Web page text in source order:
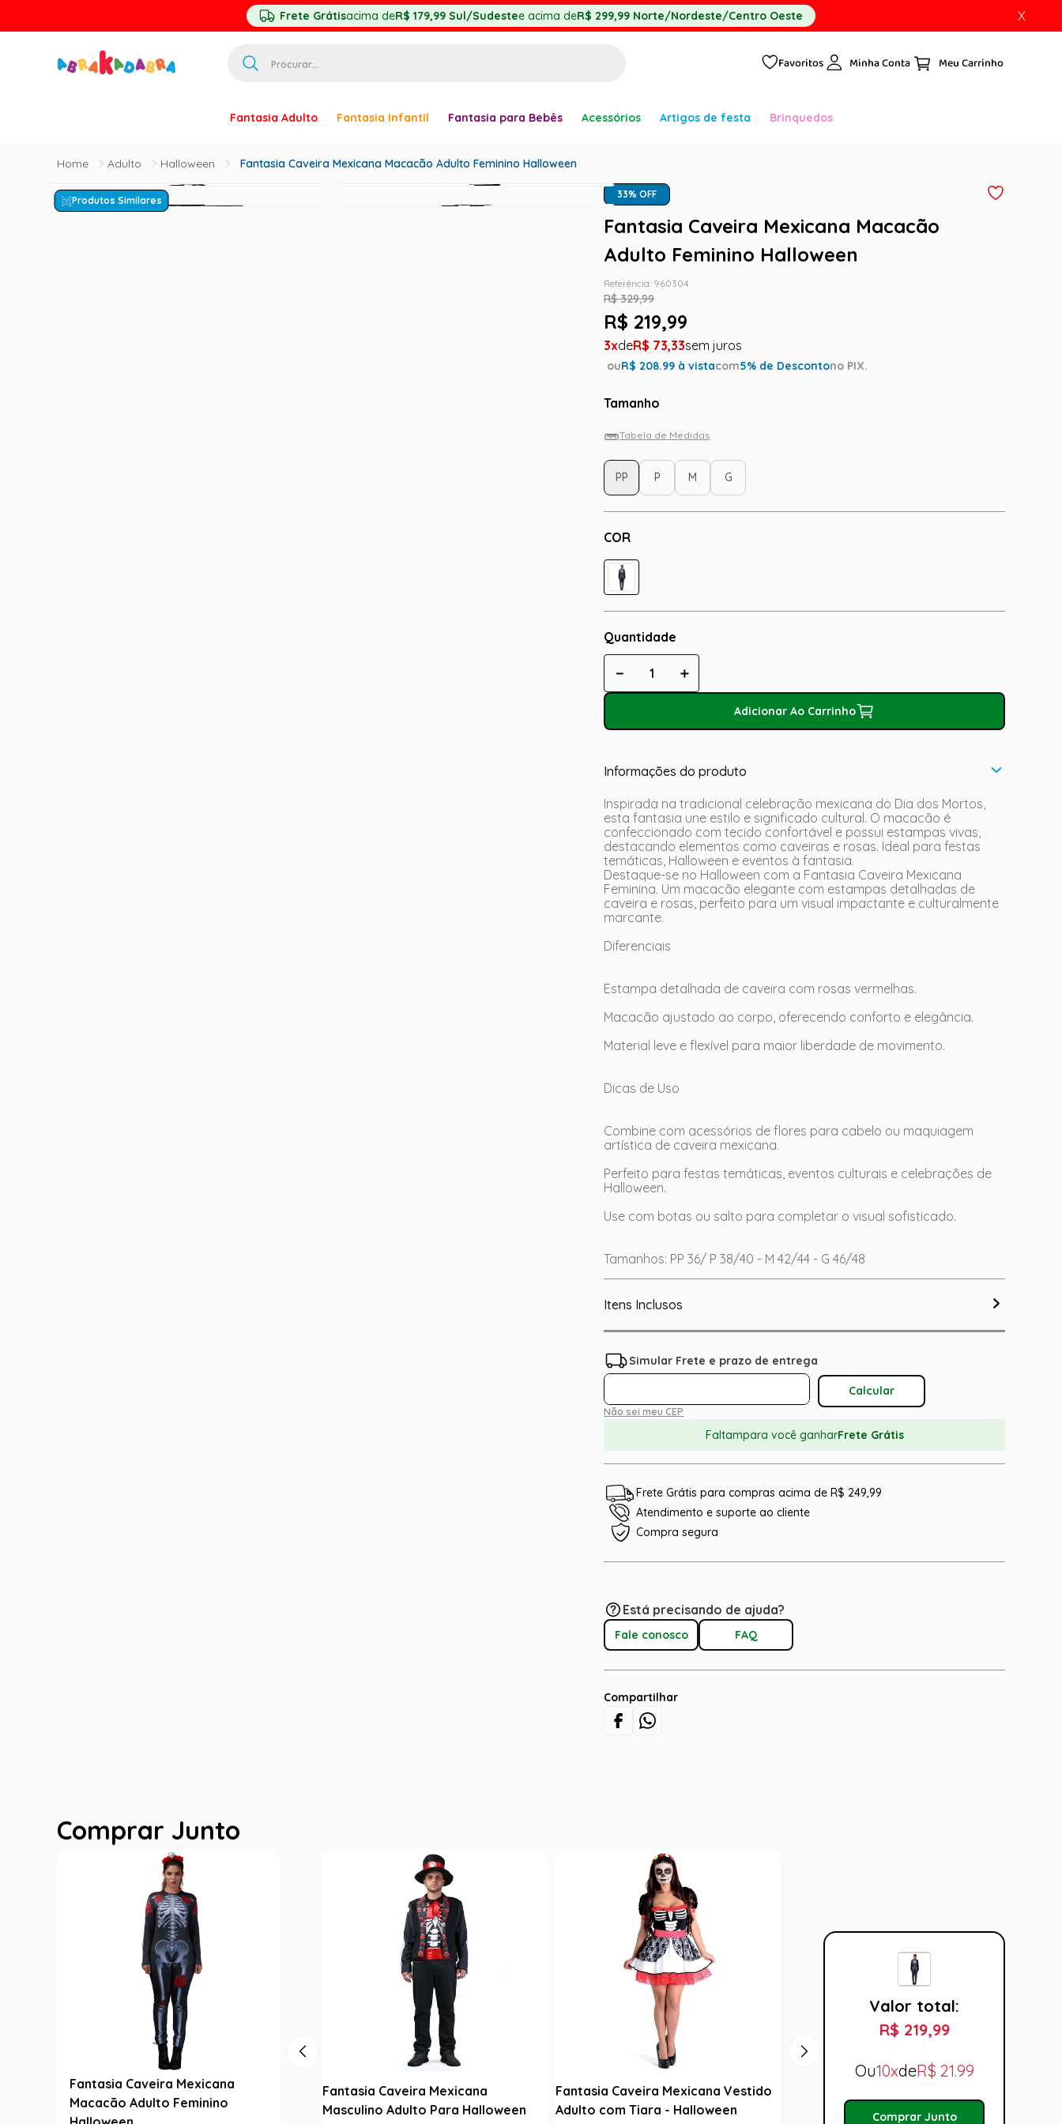
Frete Grátisacima deR$ 179,99 Sul/Sudestee acima deR$ 299,99 Norte/Nordeste/Centro Oeste X
Favoritos Minha Conta
Fantasia Adulto Fantasia Infantil Fantasia para Bebês Acessórios Artigos de festa Brinquedos
Adulto Halloween Fantasia Caveira Mexicana Macacão Adulto Feminino Halloween
Produtos Similares
33% OFF
Fantasia Caveira Mexicana Macacão
Adulto Feminino Halloween
Referência: 960304
R$ 329,99
R$ 219,99
3 R$ 73,33
ouR$ 208.99 à vistacom5% de Descontono PIX.
Tamanho
Tabela de Medidas
COR
PP P M G
Quantidade
＋
－
Adicionar Ao Carrinho
Informações do produto
Inspirada na tradicional celebração mexicana do Dia dos Mortos,
esta fantasia une estilo e significado cultural. O macacão é
confeccionado com tecido confortável e possui estampas vivas,
destacando elementos como caveiras e rosas. Ideal para festas
temáticas, Halloween e eventos à fantasia.
Destaque-se no Halloween com a Fantasia Caveira Mexicana
Feminina. Um macacão elegante com estampas detalhadas de
caveira e rosas, perfeito para um visual impactante e culturalmente
marcante.
Diferenciais
Estampa detalhada de caveira com rosas vermelhas.
Macacão ajustado ao corpo, oferecendo conforto e elegância.
Material leve e flexível para maior liberdade de movimento.
Dicas de Uso
Combine com acessórios de flores para cabelo ou maquiagem
artística de caveira mexicana.
Perfeito para festas temáticas, eventos culturais e celebrações de
Halloween.
Use com botas ou salto para completar o visual sofisticado.
Tamanhos: PP 36/ P 38/40 - M 42/44 - G 46/48
Itens Inclusos
Não sei meu CEP
Calcular O Frete
Faltampara você ganharFrete Grátis
Frete Grátis para compras acima de R$ 249,99
Atendimento e suporte ao cliente
Compra segura
Está precisando de ajuda?
Fale conosco FAQ
Compartilhar
Comprar Junto
Fantasia Caveira Mexicana
Macacão Adulto Feminino
Fantasia Caveira Mexicana
Masculino Adulto Para Halloween
Fantasia Caveira Mexicana Vestido
Adulto com Tiara - Halloween
R$ 289,99
Valor total:
R$ 219,99
Ou10xdeR$ 21.99
Comprar Junto
princesa